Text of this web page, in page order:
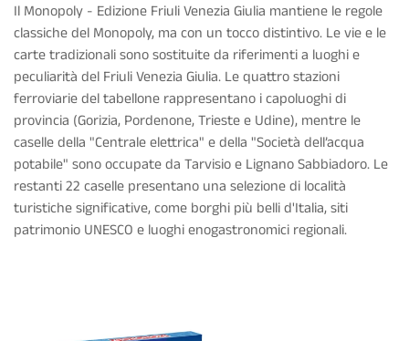
Il Monopoly - Edizione Friuli Venezia Giulia mantiene le regole
classiche del Monopoly, ma con un tocco distintivo. Le vie e le
carte tradizionali sono sostituite da riferimenti a luoghi e
peculiarità del Friuli Venezia Giulia. Le quattro stazioni
ferroviarie del tabellone rappresentano i capoluoghi di
provincia (Gorizia, Pordenone, Trieste e Udine), mentre le
caselle della "Centrale elettrica" e della "Società dell’acqua
potabile" sono occupate da Tarvisio e Lignano Sabbiadoro. Le
restanti 22 caselle presentano una selezione di località
turistiche significative, come borghi più belli d'Italia, siti
patrimonio UNESCO e luoghi enogastronomici regionali.